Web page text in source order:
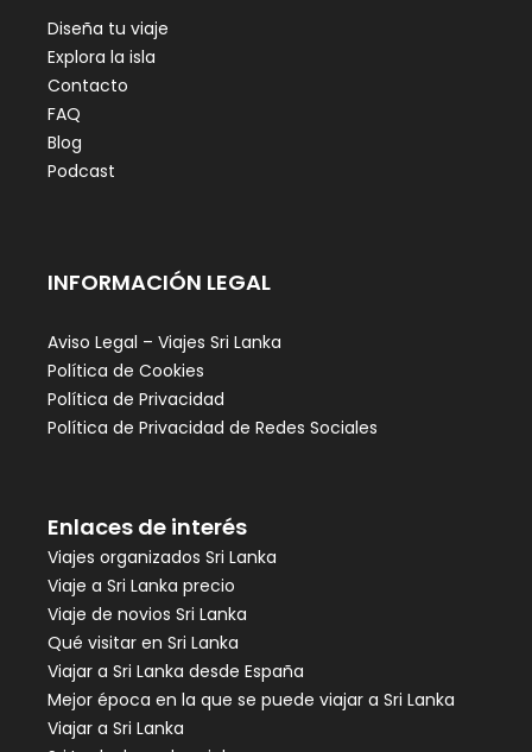
Diseña tu viaje
Explora la isla
Contacto
FAQ
Blog
Podcast
INFORMACIÓN LEGAL
Aviso Legal – Viajes Sri Lanka
Política de Cookies
Política de Privacidad
Política de Privacidad de Redes Sociales
Enlaces de interés
Viajes organizados Sri Lanka
Viaje a Sri Lanka precio
Viaje de novios Sri Lanka
Qué visitar en Sri Lanka
Viajar a Sri Lanka desde España
Mejor época en la que se puede viajar a Sri Lanka
Viajar a Sri Lanka